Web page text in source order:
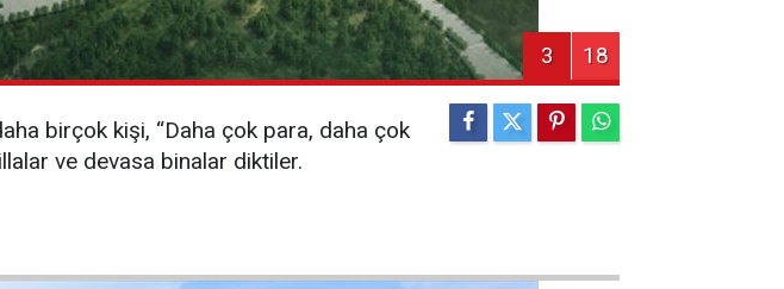
3 18
birçok kişi, “Daha çok para, daha çok
ve devasa binalar diktiler.